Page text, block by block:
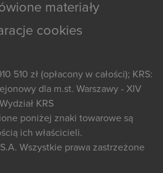
materiały
cookies
510 zł (opłacony w całości); KRS:
dla m.st. Warszawy - XIV
Wydział KRS
poniżej znaki towarowe są
ich właścicieli.
Wszystkie prawa zastrzeżone